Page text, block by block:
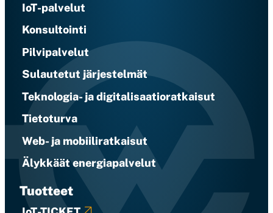
IoT-palvelut
Konsultointi
Pilvipalvelut
Sulautetut järjestelmät
Teknologia- ja digitalisaatioratkaisut
Tietoturva
Web- ja mobiiliratkaisut
Älykkäät energiapalvelut
Tuotteet